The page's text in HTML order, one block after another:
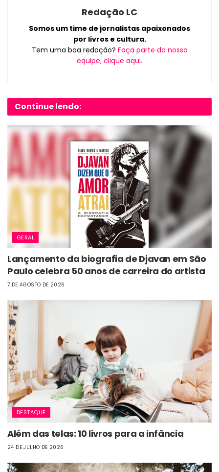
Redação LC
Somos um time de jornalistas apaixonados
por livros e cultura.
Tem uma boa redação? Faça parte da nossa
equipe, clique aqui.
Continue lendo:
GERAL
Lançamento da biografia de Djavan em São
Paulo celebra 50 anos de carreira do artista
7 DE AGOSTO DE 2026
DESTAQUE
Além das telas: 10 livros para a infância
24 DE JULHO DE 2026